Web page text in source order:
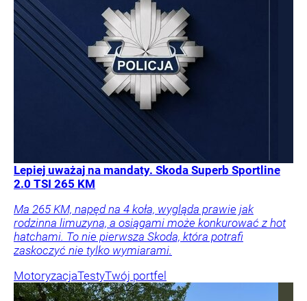
Lepiej uważaj na mandaty. Skoda Superb Sportline
2.0 TSI 265 KM
Ma 265 KM, napęd na 4 koła, wygląda prawie jak
rodzinna limuzyna, a osiągami może konkurować z hot
hatchami. To nie pierwsza Skoda, która potrafi
zaskoczyć nie tylko wymiarami.
MotoryzacjaTestyTwój portfel